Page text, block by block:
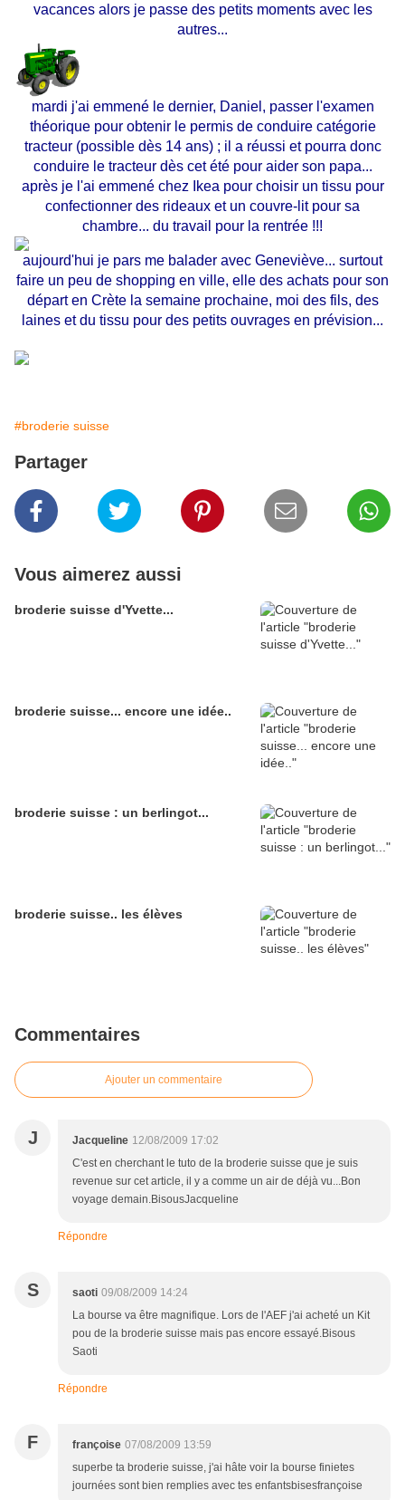
vacances alors je passe des petits moments avec les
autres...
mardi j'ai emmené le dernier, Daniel, passer l'examen
théorique pour obtenir le permis de conduire catégorie
tracteur (possible dès 14 ans) ; il a réussi et pourra donc
conduire le tracteur dès cet été pour aider son papa...
après je l'ai emmené chez Ikea pour choisir un tissu pour
confectionner des rideaux et un couvre-lit pour sa
chambre... du travail pour la rentrée !!!
aujourd'hui je pars me balader avec Geneviève... surtout
faire un peu de shopping en ville, elle des achats pour son
départ en Crète la semaine prochaine, moi des fils, des
laines et du tissu pour des petits ouvrages en prévision...
#broderie suisse
Partager
Vous aimerez aussi
broderie suisse d'Yvette...
broderie suisse... encore une idée..
broderie suisse : un berlingot...
broderie suisse.. les élèves
Commentaires
Ajouter un commentaire
J Jacqueline 12/08/2009 17:02
C'est en cherchant le tuto de la broderie suisse que je suis
revenue sur cet article, il y a comme un air de déjà vu...Bon
voyage demain.BisousJacqueline
Répondre
S saoti 09/08/2009 14:24
La bourse va être magnifique. Lors de l'AEF j'ai acheté un Kit
pou de la broderie suisse mais pas encore essayé.Bisous
Saoti
Répondre
F françoise 07/08/2009 13:59
superbe ta broderie suisse, j'ai hâte voir la bourse finietes
journées sont bien remplies avec tes enfantsbisesfrançoise